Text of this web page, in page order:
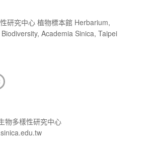
研究中心 植物標本館 Herbarium,
Academia Sinica, Taipei
物多樣性研究中心